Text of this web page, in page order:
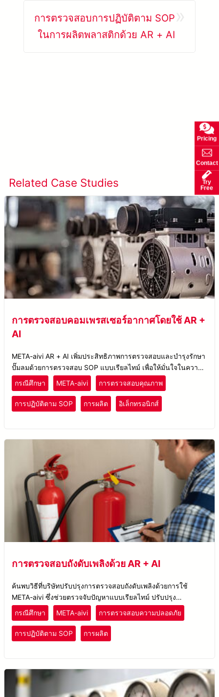
การตรวจสอบการปฏิบัติตาม SOP
ในการผลิตพลาสติกด้วย AR + AI
Related Case Studies ดูกรณีศึกษาทั้งหมด
การตรวจสอบคอมเพรสเซอร์อากาศโดยใช้ AR +
AI
META-aivi AR + AI เพิ่มประสิทธิภาพการตรวจสอบและบำรุงรักษา
ปั๊มลมด้วยการตรวจสอบ SOP แบบเรียลไทม์ เพื่อให้มั่นใจในความ
สอดคล้องและการบันทึกข้อมูลดิจิทัล
กรณีศึกษา META-aivi การตรวจสอบคุณภาพ
การปฏิบัติตาม SOP การผลิต อิเล็กทรอนิกส์
การตรวจสอบถังดับเพลิงด้วย AR + AI
ค้นพบวิธีที่บริษัทปรับปรุงการตรวจสอบถังดับเพลิงด้วยการใช้
META-aivi ซึ่งช่วยตรวจจับปัญหาแบบเรียลไทม์ ปรับปรุง
กระบวนการ และลดเวลาในการตรวจสอบลง 60%
กรณีศึกษา META-aivi การตรวจสอบความปลอดภัย
การปฏิบัติตาม SOP การผลิต
Pricing
Contact
Try
Free